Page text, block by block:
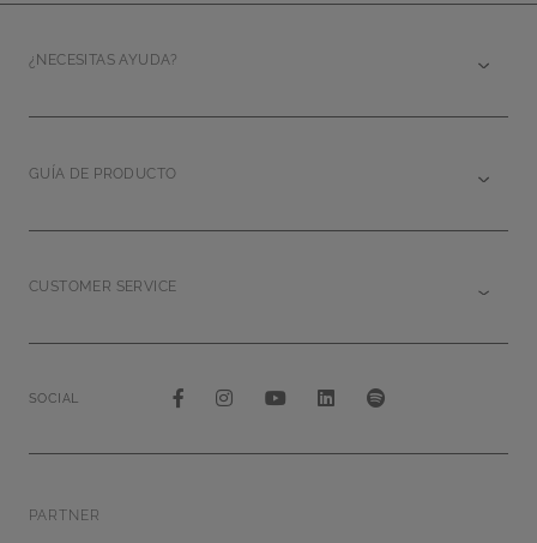
¿NECESITAS AYUDA?
GUÍA DE PRODUCTO
CUSTOMER SERVICE
SOCIAL
PARTNER